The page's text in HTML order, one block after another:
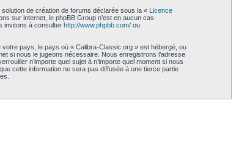
de création de forums déclarée sous la « Licence
sur internet, le phpBB Group n’est en aucun cas
invitons à consulter http://www.phpbb.com/ou
pays, le pays où « Calibra-Classic.org » est hébergé, ou
si nous le jugeons nécessaire. Nous enregistrons l’adresse
n’importe quel sujet à n’importe quel moment si nous
cette information ne sera pas diffusée à une tierce partie